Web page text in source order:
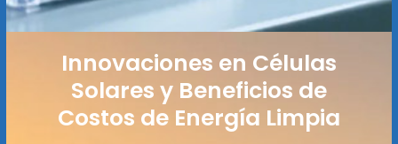
Innovaciones en Células
Solares y Beneficios de
Costos de Energía Limpia